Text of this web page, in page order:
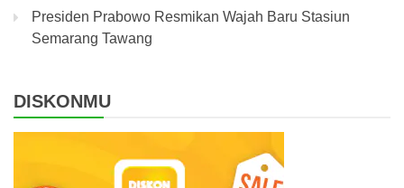
Presiden Prabowo Resmikan Wajah Baru Stasiun
Semarang Tawang
DISKONMU